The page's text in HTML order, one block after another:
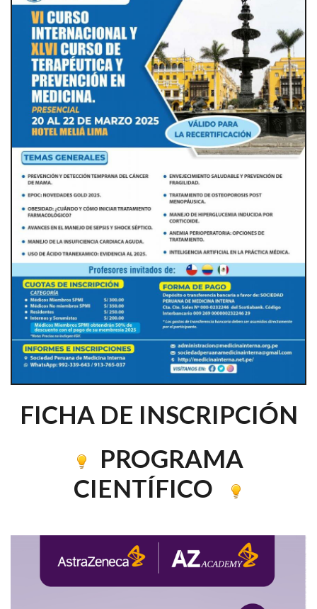
FICHA DE INSCRIPCIÓN
PROGRAMA
CIENTÍFICO